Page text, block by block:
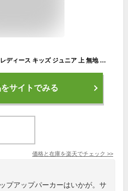
パーカー ジップアップ メンズ レディース キッズ ジュニア 上 無地 大きいサイズ ユナイテッドアスレ(United Athle) 裏毛 裏パイル 10オンス 521301 521302
サイトでみる
価格と在庫を楽天でチェック >>
プアップパーカーはいかが。サ